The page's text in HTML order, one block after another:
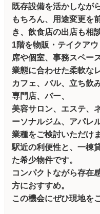
既存設備を活かしなが
もちろん、用途変更を
き、飲食店の出店も相
1階を物販・テイクア
席や個室、事務スペー
業態に合わせた柔軟な
カフェ、バル、立ち飲
専門店、バー、
美容サロン、エステ、
ーソナルジム、アパレ
業種をご検討いただけま
駅近の利便性と、一棟
た希少物件です。
コンパクトながら存在
方におすすめ。
この機会にぜひ現地を